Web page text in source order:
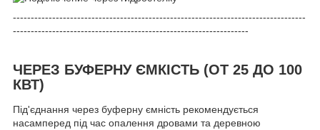
----------------------------------------------------------------------------------
------------------------------------------------------------------
ЧЕРЕЗ БУФЕРНУ ЄМКІСТЬ (ОТ 25 ДО 100
КВТ)
Під'єднання через буферну ємність рекомендується
насамперед під час опалення дровами та деревною